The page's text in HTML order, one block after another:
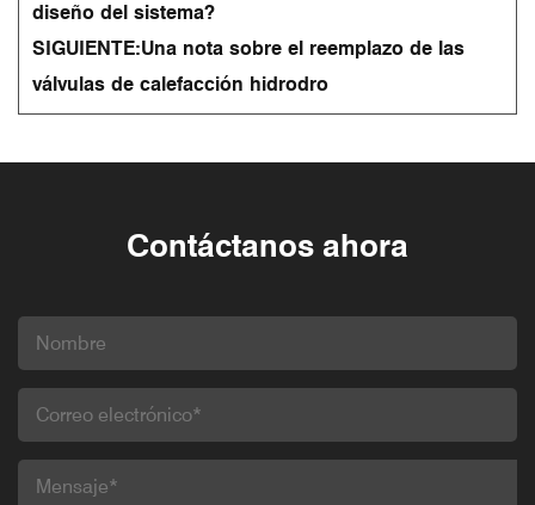
diseño del sistema?
SIGUIENTE:Una nota sobre el reemplazo de las
válvulas de calefacción hidrodro
Contáctanos ahora